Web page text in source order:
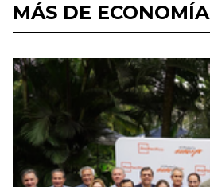
MÁS DE ECONOMÍA